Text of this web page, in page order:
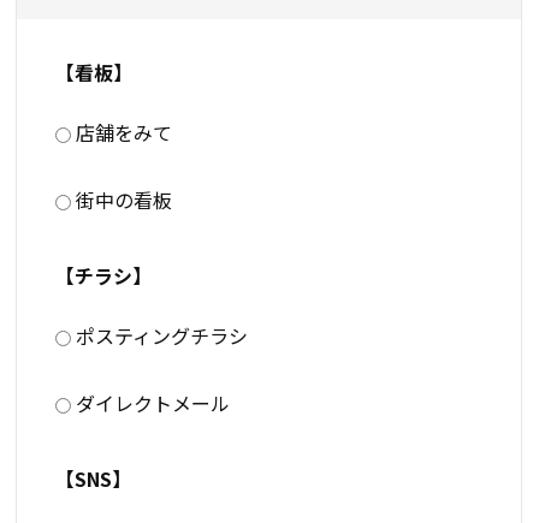
【看板】
店舗をみて
街中の看板
【チラシ】
ポスティングチラシ
ダイレクトメール
【SNS】